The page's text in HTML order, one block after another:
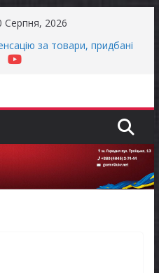
Серпня, 2026
за товари, придбані
ХВИЛИНА